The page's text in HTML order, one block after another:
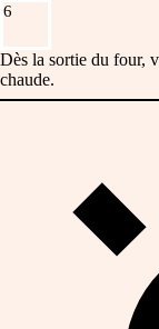
6
Dès la sortie du four,
chaude.